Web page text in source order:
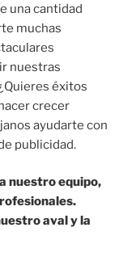
una cantidad
muchas
nuestras
éxitos
crecer
ayudarte con
publicidad.
nuestro equipo,
aval y la